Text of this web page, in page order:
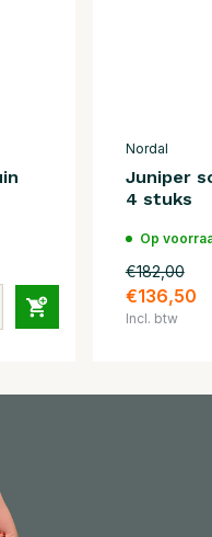
Nordal
Juniper
4 stuks
Op
€182,00
€136,50
Incl. btw